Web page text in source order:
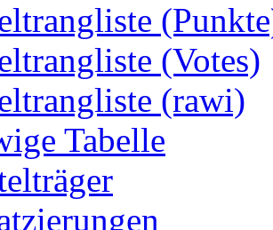
(Votes)
(rawi)
Tabelle